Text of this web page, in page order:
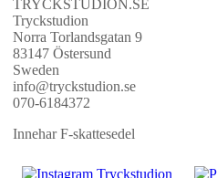
TRYCKSTUDION.SE
Tryckstudion
Norra Torlandsgatan 9
83147 Östersund
Sweden
info@tryckstudion.se
070-6184372
Innehar F-skattesedel